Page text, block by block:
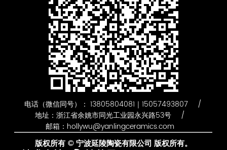
电话（微信同号）： 13805804081｜15057493807
/
地址：浙江省余姚市同光工业园永兴路53号
/
邮箱：hollywu@yanlingceramics.com
版权所有 © 宁波延陵陶瓷有限公司 版权所有。